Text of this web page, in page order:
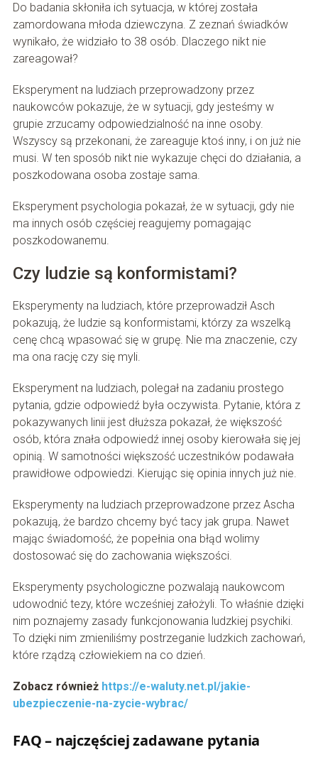
Do badania skłoniła ich sytuacja, w której została
zamordowana młoda dziewczyna. Z zeznań świadków
wynikało, że widziało to 38 osób. Dlaczego nikt nie
zareagował?
Eksperyment na ludziach przeprowadzony przez
naukowców pokazuje, że w sytuacji, gdy jesteśmy w
grupie zrzucamy odpowiedzialność na inne osoby.
Wszyscy są przekonani, że zareaguje ktoś inny, i on już nie
musi. W ten sposób nikt nie wykazuje chęci do działania, a
poszkodowana osoba zostaje sama.
Eksperyment psychologia pokazał, że w sytuacji, gdy nie
ma innych osób częściej reagujemy pomagając
poszkodowanemu.
Czy ludzie są konformistami?
Eksperymenty na ludziach, które przeprowadził Asch
pokazują, że ludzie są konformistami, którzy za wszelką
cenę chcą wpasować się w grupę. Nie ma znaczenie, czy
ma ona rację czy się myli.
Eksperyment na ludziach, polegał na zadaniu prostego
pytania, gdzie odpowiedź była oczywista. Pytanie, która z
pokazywanych linii jest dłuższa pokazał, że większość
osób, która znała odpowiedź innej osoby kierowała się jej
opinią. W samotności większość uczestników podawała
prawidłowe odpowiedzi. Kierując się opinia innych już nie.
Eksperymenty na ludziach przeprowadzone przez Ascha
pokazują, że bardzo chcemy być tacy jak grupa. Nawet
mając świadomość, że popełnia ona błąd wolimy
dostosować się do zachowania większości.
Eksperymenty psychologiczne pozwalają naukowcom
udowodnić tezy, które wcześniej założyli. To właśnie dzięki
nim poznajemy zasady funkcjonowania ludzkiej psychiki.
To dzięki nim zmieniliśmy postrzeganie ludzkich zachowań,
które rządzą człowiekiem na co dzień.
Zobacz również https://e-waluty.net.pl/jakie-
ubezpieczenie-na-zycie-wybrac/
FAQ – najczęściej zadawane pytania